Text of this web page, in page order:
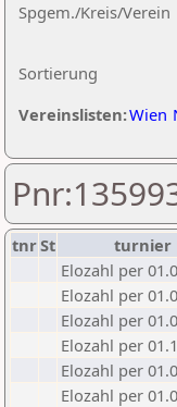
Sortierung
Spgem./Kreis/Verein
Vereinslisten:Wien
tnrSt turnier
Elozahl per
Elozahl per
Elozahl per
Elozahl per
Elozahl per
Elozahl per